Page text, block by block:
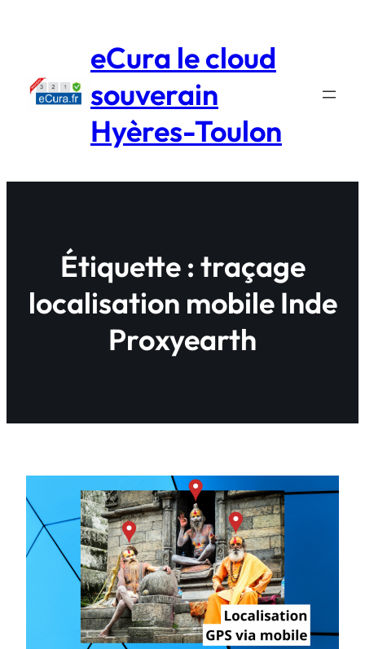
eCura le cloud
souverain
Hyères-Toulon
Étiquette : traçage
localisation mobile Inde
Proxyearth